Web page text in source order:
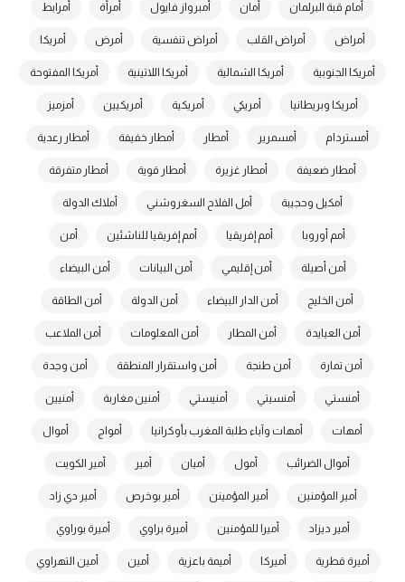
أمام قبة البرلمان أمان أمبرواز فايول أمرأة أمرابط
أمراض أمراض القلب أمراض تنفسية أمرض أمريكا
أمريكا الجنوبية أمريكا الشمالية أمريكا اللاتينية أمريكا المفتوحة
أمريكا وبريطانيا أمريكي أمريكية أمريكيين أمزميز
أمستردام أمسمرير أمطار أمطار خفيفة أمطار رعدية
أمطار ضعيفة أمطار غزيرة أمطار قوية أمطار متفرقة
أمكيل وحجيبة أمل الفلاح السغروشني أملاك الدولة
أمم أوروبا أمم إفريقيا أمم إفريقيا للناشئين أمن
أمن أصيلة أمن إقليمي أمن البيانات أمن البيضاء
أمن الخليج أمن الدار البيضاء أمن الدولة أمن الطاقة
أمن العيايدة أمن المطار أمن المعلومات أمن الملاعب
أمن تمارة أمن طنجة أمن واستقرار المنطقة أمن وجدة
أمنستي أمنسيتي أمنيستي أمنين مغاربة أمنيين
أمهات أمهات وآباء طلبة المغرب بأوكرانيا أمواج أموال
أموال الضرائب أمول أميان أمير أمير الكويت
أمير المؤمنين أمير المؤمينن أمير بوخرص أمير دي زاد
أمير ديزاد أميرا للمؤمنين أميرة براوي أميرة بوراوي
أميرة قطرية أميركا أميمة باعزية أمين أمين التهراوي